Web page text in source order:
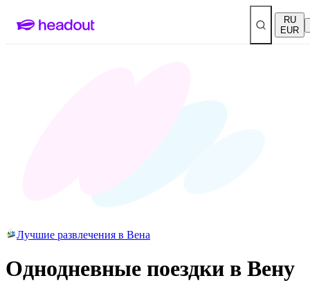
RU
EUR
Лучшие развлечения в Вена
Однодневные поездки в Вену